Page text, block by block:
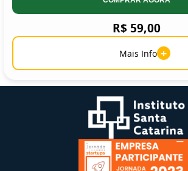
R$ 59,00
Mais Info +